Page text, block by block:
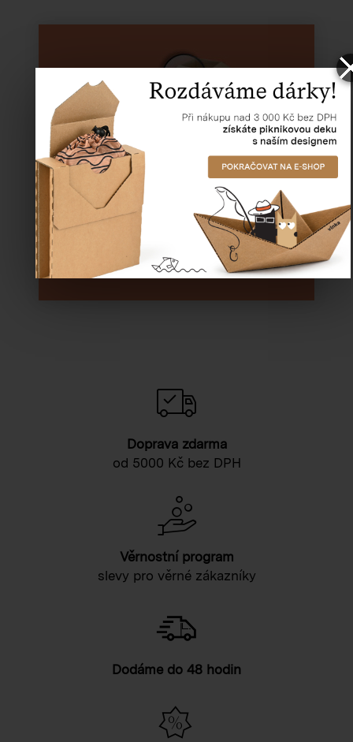
NENAŠLI JSTE, CO JSTE
VYHLEDÁVÁNÍ
PODLE
ROZMĚRŮ
Hledat
Doprava zdarma
od 5000 Kč bez DPH
Věrnostní program
slevy pro věrné zákazníky
Dodáme do 48 hodin